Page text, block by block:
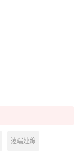
遠端連線